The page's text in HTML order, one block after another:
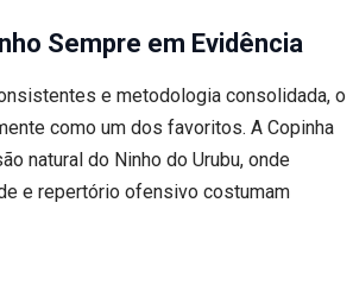
Sempre em Evidência
e metodologia consolidada, o
como um dos favoritos. A Copinha
natural do Ninho do Urubu, onde
e repertório ofensivo costumam